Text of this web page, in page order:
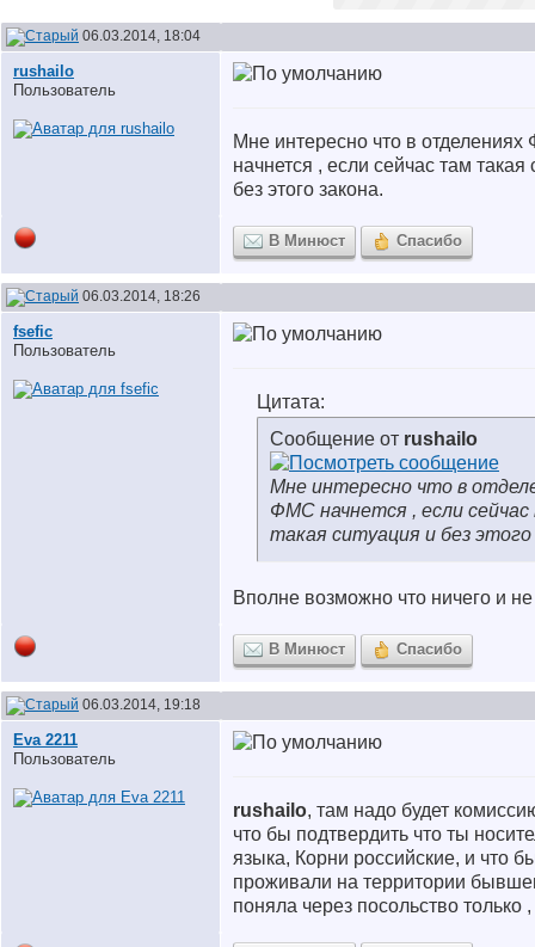
06.03.2014, 18:04
rushailo
Пользователь
Мне интересно что в
начнется , если сейчас там такая
без этого закона.
В Минюст Спасибо
06.03.2014, 18:26
fsefic
Пользователь
Цитата:
Сообщение от rushailo
Мне интересно что в
ФМС начнется , если
такая ситуация и без этого
Вполне возможно что ничего и
В Минюст Спасибо
06.03.2014, 19:18
Eva 2211
Пользователь
rushailo, там надо будет
что бы подтвердить что ты
языка, Корни российские, и что
проживали на территории
поняла через посольство только